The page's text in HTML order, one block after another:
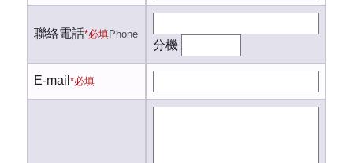
聯絡電話*必填Phone
分機
E-mail *必填